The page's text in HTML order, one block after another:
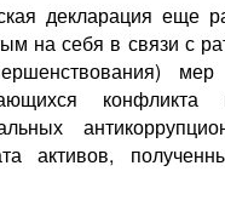
декларация еще
на себя в связи
конфликта
активов,